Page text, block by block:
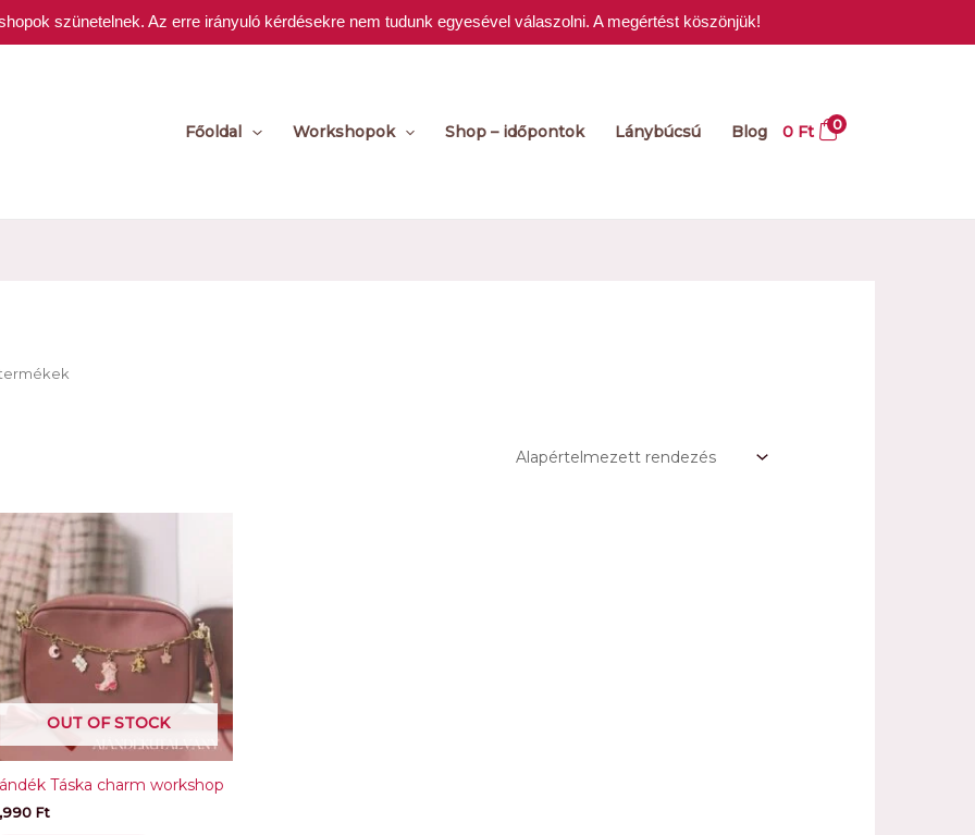
szünetelnek. Az erre irányuló kérdésekre nem tudunk egyesével válaszolni. A megértést köszönjük!
Főoldal
Workshopok Shop – időpontok Lánybúcsú Blog 0 Ft 0
OUT OF STOCK
Táska charm workshop
Ft